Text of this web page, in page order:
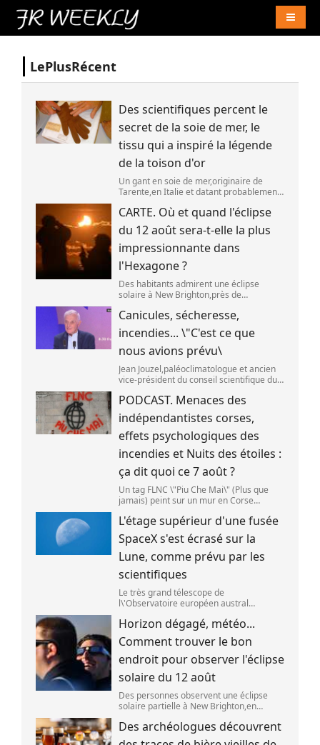
LePlusRécent
Des scientifiques percent le
secret de la soie de mer, le
tissu qui a inspiré la légende
de la toison d'or
Un gant en soie de mer,originaire de
Tarente,en Italie et datant probablement
JOHN HILL)
CARTE. Où et quand l'éclipse
du 12 août sera-t-elle la plus
impressionnante dans
l'Hexagone ?
Des habitants admirent une éclipse
solaire à New Brighton,près de
septembre 2025. (SANKA VIDANAGAMA )
Canicules, sécheresse,
incendies... \"C'est ce que
nous avions prévu\
Jean Jouzel,paléoclimatologue et ancien
vice-président du conseil scientifique du
(FRANCEINFO / RADIO FRANCE)
PODCAST. Menaces des
indépendantistes corses,
effets psychologiques des
incendies et Nuits des étoiles :
ça dit quoi ce 7 août ?
Un tag FLNC \"Piu Che Mai\" (Plus que
jamais) peint sur un mur en Corse
CASABIANCA )
L'étage supérieur d'une fusée
SpaceX s'est écrasé sur la
Lune, comme prévu par les
scientifiques
Le très grand télescope de
l\'Observatoire européen austral
que l\'étage supérieur d\'une fusée de
SpaceX s\'est bien écrasé sur la Lune,le 5
aoû
Horizon dégagé, météo...
Comment trouver le bon
endroit pour observer l'éclipse
solaire du 12 août
Des personnes observent une éclipse
solaire partielle à New Brighton,en
(SANKA VIDANAGAMA )
Des archéologues découvrent